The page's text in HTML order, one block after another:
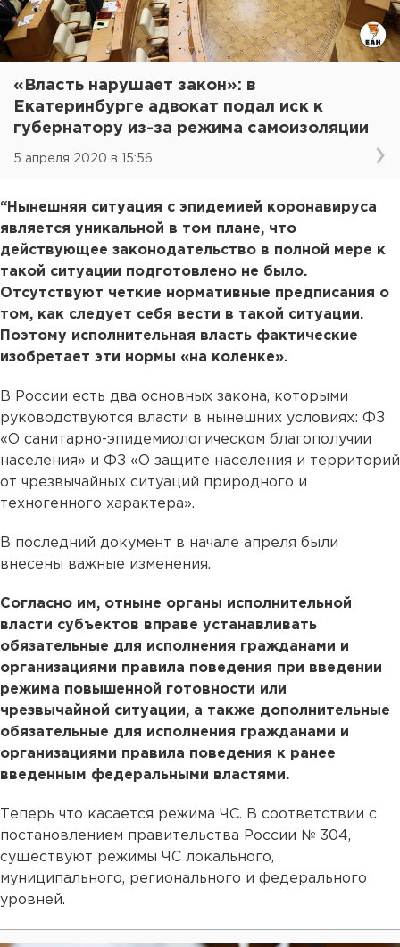
«Власть нарушает закон»: в
Екатеринбурге адвокат подал иск к
губернатору из-за режима самоизоляции
5 апреля 2020 в 15:56
“Нынешняя ситуация с эпидемией коронавируса
является уникальной в том плане, что
действующее законодательство в полной мере к
такой ситуации подготовлено не было.
Отсутствуют четкие нормативные предписания о
том, как следует себя вести в такой ситуации.
Поэтому исполнительная власть фактические
изобретает эти нормы «на коленке».
В России есть два основных закона, которыми
руководствуются власти в нынешних условиях: ФЗ
«О санитарно-эпидемиологическом благополучии
населения» и ФЗ «О защите населения и территорий
от чрезвычайных ситуаций природного и
техногенного характера».
В последний документ в начале апреля были
внесены важные изменения.
Согласно им, отныне органы исполнительной
власти субъектов вправе устанавливать
обязательные для исполнения гражданами и
организациями правила поведения при введении
режима повышенной готовности или
чрезвычайной ситуации, а также дополнительные
обязательные для исполнения гражданами и
организациями правила поведения к ранее
введенным федеральными властями.
Теперь что касается режима ЧС. В соответствии с
постановлением правительства России № 304,
существуют режимы ЧС локального,
муниципального, регионального и федерального
уровней.